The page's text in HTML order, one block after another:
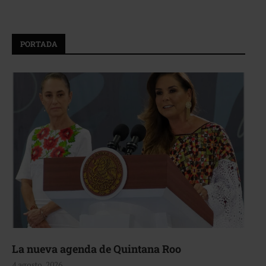
PORTADA
La nueva agenda de Quintana Roo